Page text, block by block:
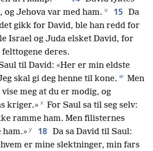
og Jehova var med ham. u 15 Da
gikk for David, ble han redd for
Israel og Juda elsket David, for
deres.
til David: «Her er min eldste
skal gi deg henne til kone. w Men
meg at du er modig, og
kriger.» x For Saul sa til seg selv:
ramme ham. Men filisternes
ham.» y 18 Da sa David til Saul:
er mine slektninger, min fars